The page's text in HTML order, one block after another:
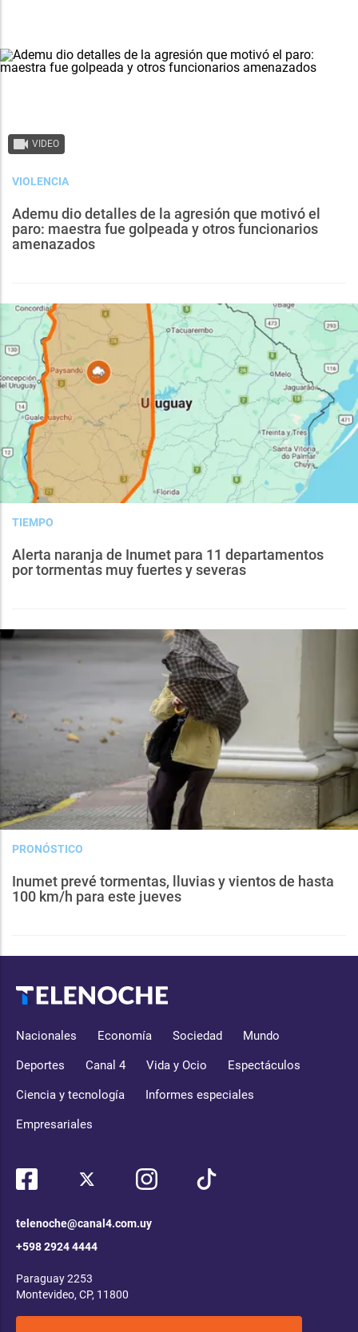
VIDEO
VIOLENCIA
Ademu dio detalles de la agresión que motivó el
paro: maestra fue golpeada y otros funcionarios
amenazados
TIEMPO
Alerta naranja de Inumet para 11 departamentos
por tormentas muy fuertes y severas
PRONÓSTICO
Inumet prevé tormentas, lluvias y vientos de hasta
100 km/h para este jueves
Nacionales Economía Sociedad Mundo
Deportes Canal 4 Vida y Ocio Espectáculos
Ciencia y tecnología Informes especiales
Empresariales
telenoche@canal4.com.uy
+598 2924 4444
Paraguay 2253
Montevideo, CP, 11800